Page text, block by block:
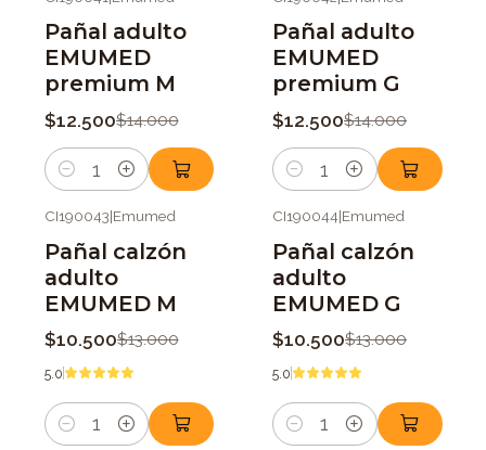
Pañal adulto
EMUMED
premium M
$12.500$14.000
Cantidad
Pañal adulto
EMUMED
premium G
$12.500$14.000
Cantidad
CI190043|Emumed
Pañal calzón
adulto
EMUMED M
$10.500$13.000
5.0
Cantidad
CI190044|Emumed
Pañal calzón
adulto
EMUMED G
$10.500$13.000
5.0
Cantidad